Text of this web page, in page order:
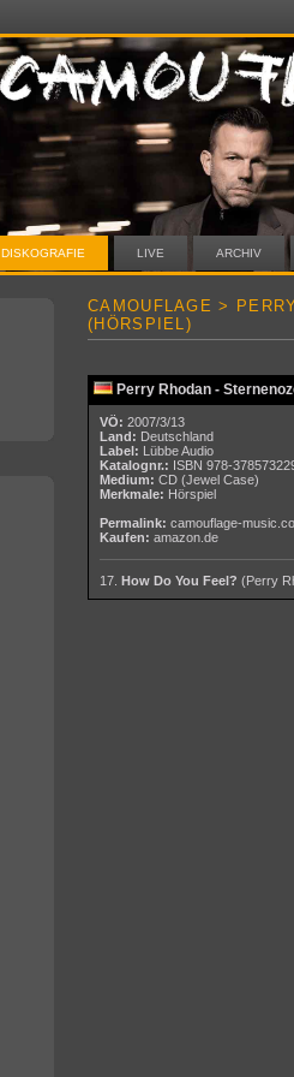
DISKOGRAFIE LIVE ARCHIV
CAMOUFLAGE >
(HÖRSPIEL)
Perry Rhodan -
VÖ: 2007/3/13
Land: Deutschland
Label:
Lübbe Audio
Katalognr.: ISBN 978-
Medium: CD(Jewel Case)
Merkmale: Hörspiel
Permalink: camouflage-
Kaufen: amazon.de
17. How Do You Feel? (Perry